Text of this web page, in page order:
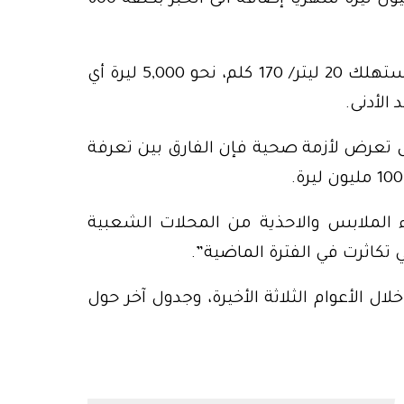
– المواصلات: حالياً تبلغ كلفة الكم الواحد لسيارة تستهلك 20 ليتر/ 170 كلم، نحو 5,000 ليرة أي
تعرض لأزمة صحية فإن الفارق بين تعرفة
الملابس والاحذية من المحلات الشعبية
في الفترة الماضية”.
الأعوام الثلاثة الأخيرة، وجدول آخر حول